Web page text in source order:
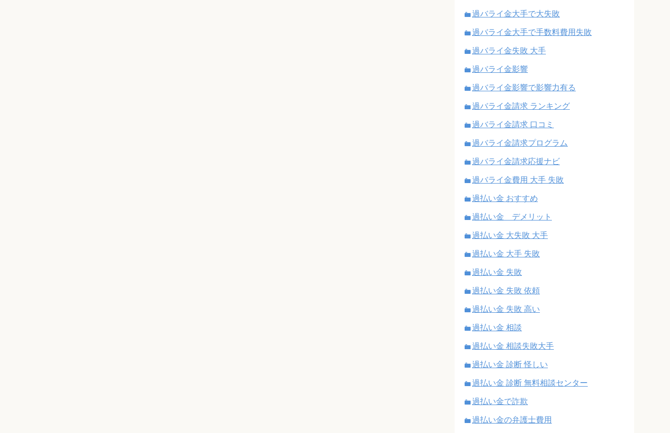
過バライ金大手で大失敗
過バライ金大手で手数料費用失敗
過バライ金失敗 大手
過バライ金影響
過バライ金影響で影響力有る
過バライ金請求 ランキング
過バライ金請求 口コミ
過バライ金請求プログラム
過バライ金請求応援ナビ
過バライ金費用 大手 失敗
過払い金 おすすめ
過払い金 デメリット
過払い金 大失敗 大手
過払い金 大手 失敗
過払い金 失敗
過払い金 失敗 依頼
過払い金 失敗 高い
過払い金 相談
過払い金 相談失敗大手
過払い金 診断 怪しい
過払い金 診断 無料相談センター
過払い金で詐欺
過払い金の弁護士費用